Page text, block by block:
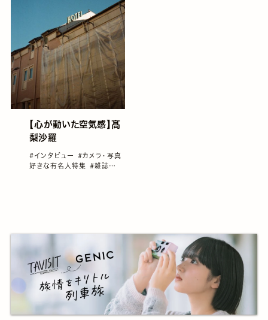
【心が動いた空気感】髙
梨沙羅
#インタビュー #カメラ・写真
好きな有名人特集 #雑誌